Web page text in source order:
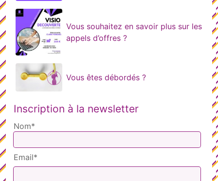
Vous souhaitez en savoir plus sur les
appels d’offres ?
Vous êtes débordés ?
Inscription à la newsletter
Nom*
Email*